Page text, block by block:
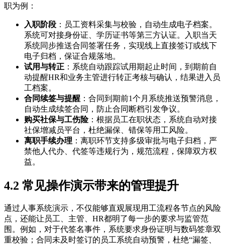
职为例：
入职阶段 ：员工资料采集与校验，自动生成电子档案。
系统可对接身份证、学历证书等第三方认证。入职当天
系统同步推送合同签署任务，实现线上直接签订或线下
电子归档，保证合规落地。
试用与转正 ：系统自动跟踪试用期起止时间，到期前自
动提醒HR和业务主管进行转正考核与确认，结果进入员
工档案。
合同续签与提醒 ：合同到期前1个月系统推送预警消息，
自动生成续签合同，防止合同断档引发争议。
购买社保与工伤险：根据员工在职状态，系统自动对接
社保增减员平台，杜绝漏保、错保等用工风险。
离职手续办理 ：离职环节支持多级审批与电子归档，严
禁他人代办、代签等违规行为，规范流程，保障双方权
益。
4.2 常见操作演示带来的管理提升
通过人事系统演示，不仅能够直观展现用工流程各节点的风险
点，还能让员工、主管、HR都明了每一步的要求与监管范
围。例如，对于代签名事件，系统要求身份证明与数码签章双
重校验；合同未及时签订的员工系统自动预警，杜绝“漏签、